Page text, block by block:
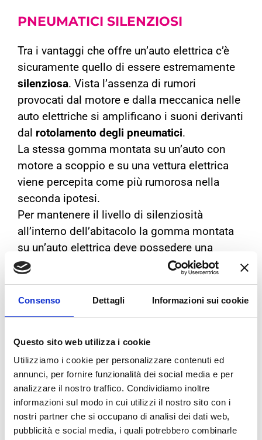
Consenso Dettagli Informazioni sui cookie
Questo sito web utilizza i cookie
Utilizziamo i cookie per personalizzare contenuti ed
annunci, per fornire funzionalità dei social media e per
analizzare il nostro traffico. Condividiamo inoltre
informazioni sul modo in cui utilizzi il nostro sito con i
nostri partner che si occupano di analisi dei dati web,
pubblicità e social media, i quali potrebbero combinarle
PNEUMATICI SILENZIOSI
Tra i vantaggi che offre un’auto elettrica c’è
sicuramente quello di essere estremamente
silenziosa. Vista l’assenza di rumori
provocati dal motore e dalla meccanica nelle
auto elettriche si amplificano i suoni derivanti
dal rotolamento degli pneumatici.
La stessa gomma montata su un’auto con
motore a scoppio e su una vettura elettrica
viene percepita come più rumorosa nella
seconda ipotesi.
Per mantenere il livello di silenziosità
all’interno dell’abitacolo la gomma montata
su un’auto elettrica deve possedere una
bassa resistenza al rotolamento. La tendenza
deformabili
e conminor resistenza al
rotolamento
rotolamento richiede anche meno
ruotare, così ikilometripercorsi con una
carica aumenteranno e l’impatto ambientale
diminuirà.